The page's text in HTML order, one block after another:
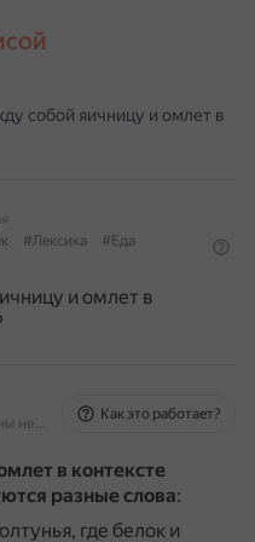
собой яичницу и омлет в
#Лексика
#Еда
и омлет в
На основе источников, возможны неточности
Как это работает?
в контексте
разные слова:
где белок и